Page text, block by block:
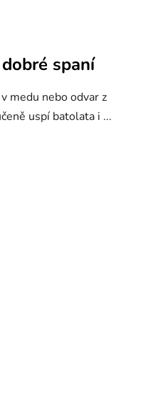
spaní
medu nebo odvar z
uspí batolata i ...